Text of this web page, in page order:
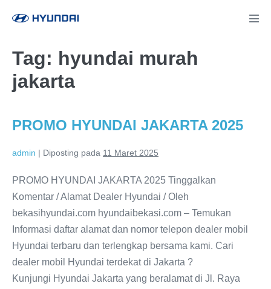
Tag: hyundai murah
jakarta
PROMO HYUNDAI JAKARTA 2025
admin | Diposting pada 11 Maret 2025
PROMO HYUNDAI JAKARTA 2025 Tinggalkan
Komentar / Alamat Dealer Hyundai / Oleh
bekasihyundai.com hyundaibekasi.com – Temukan
Informasi daftar alamat dan nomor telepon dealer mobil
Hyundai terbaru dan terlengkap bersama kami. Cari
dealer mobil Hyundai terdekat di Jakarta ?
Kunjungi Hyundai Jakarta yang beralamat di Jl. Raya